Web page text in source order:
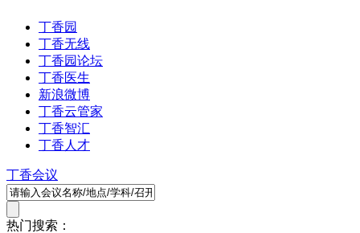
丁香园
丁香无线
丁香园论坛
丁香医生
新浪微博
丁香云管家
丁香智汇
丁香人才
丁香会议
热门搜索：